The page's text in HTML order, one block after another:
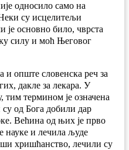
односило само на
су исцелитељи
је основно било, чврста
силу и моћ Његовог
и опште словенска реч за
дакле за лекара. У
тим термином је означена
од Бога добили дар
Већина од њих је прво
науке и лечила људе
хришћанство, лечили су